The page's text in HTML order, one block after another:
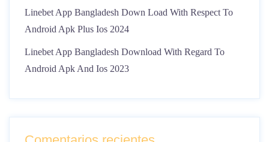
Linebet App Bangladesh Down Load With Respect To
Android Apk Plus Ios 2024
Linebet App Bangladesh Download With Regard To
Android Apk And Ios 2023